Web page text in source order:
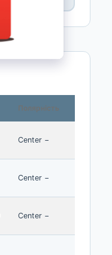
Полярність
Center −
Center −
Center −